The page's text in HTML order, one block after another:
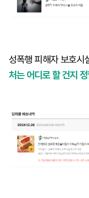
성폭행 피해자 보호시
처는 어디로 할 건지